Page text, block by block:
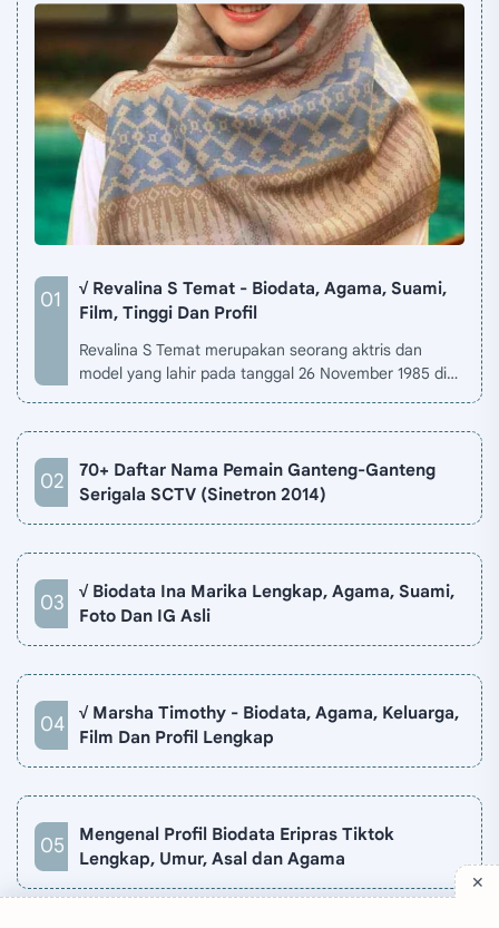
√ Revalina S Temat - Biodata, Agama, Suami,
Film, Tinggi Dan Profil
Revalina S Temat merupakan seorang aktris dan
model yang lahir pada tanggal 26 November 1985 di
70+ Daftar Nama Pemain Ganteng-Ganteng
Serigala SCTV (Sinetron 2014)
√ Biodata Ina Marika Lengkap, Agama, Suami,
Foto Dan IG Asli
√ Marsha Timothy - Biodata, Agama, Keluarga,
Film Dan Profil Lengkap
Mengenal Profil Biodata Eripras Tiktok
Lengkap, Umur, Asal dan Agama